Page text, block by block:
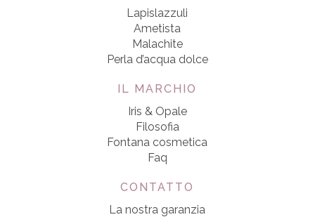
Lapislazzuli
Ametista
Malachite
Perla d’acqua dolce
IL MARCHIO
Iris & Opale
Filosofia
Fontana cosmetica
Faq
CONTATTO
La nostra garanzia